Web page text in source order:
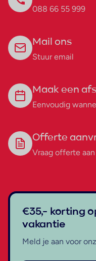
088 66 55 999
Mail ons
Stuur email
Maak een
Eenvoudig
Offerte
Vraag offerte aan
€35,- korting
vakantie
Meld je aan voor